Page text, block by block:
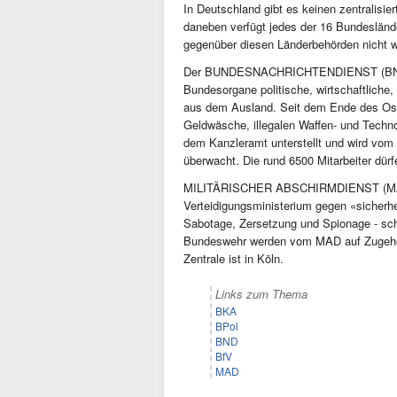
In Deutschland gibt es keinen
daneben verfügt jedes der 16
gegenüber diesen Länderbehörden nicht
Der BUNDESNACHRICHTENDIENST
Bundesorgane politische,
aus dem Ausland. Seit dem Ende des
Geldwäsche, illegalen Waffen- und
dem Kanzleramt unterstellt und wird
überwacht. Die rund 6500 Mitarbeiter
MILITÄRISCHER ABSCHIRMDIENST
Verteidigungsministerium gegen
Sabotage, Zersetzung und Spionage -
Bundeswehr werden vom MAD auf
Zentrale ist in Köln.
Links zum Thema
BKA
BPol
BND
BfV
MAD